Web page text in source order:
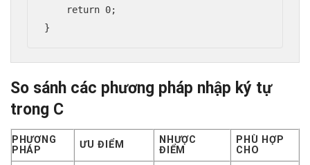
    return 0;
So sánh các phương pháp nhập ký tự
trong C
PHƯƠNG
PHÁP
ƯU ĐIỂM
NHƯỢC
ĐIỂM
PHÙ HỢP
CHO